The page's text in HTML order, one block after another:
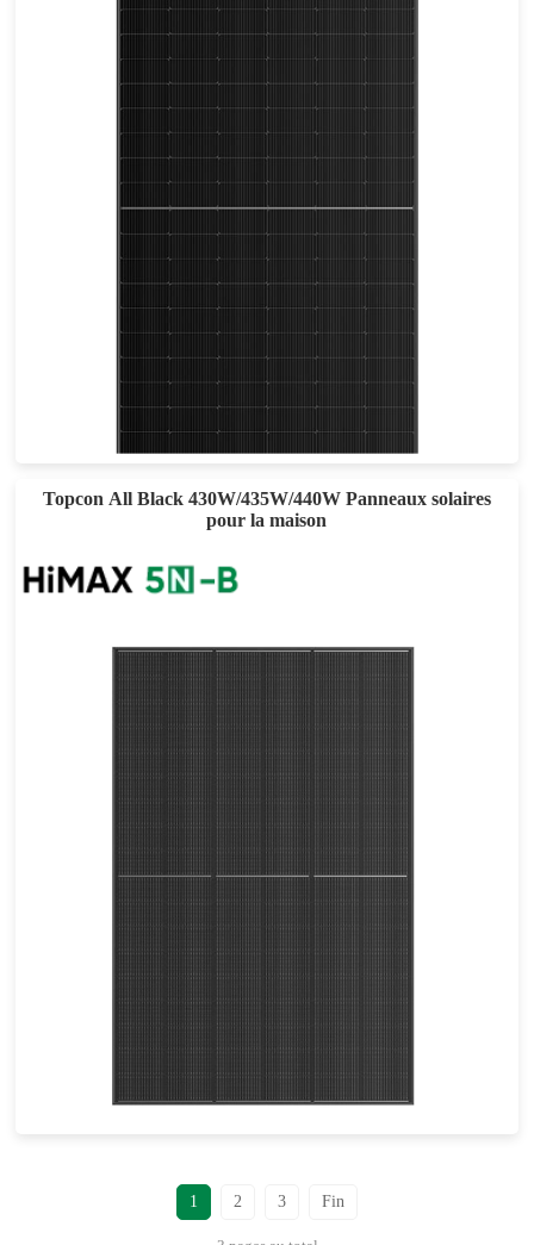
555-585W
Garantie d'alimentation de 25 ans
Topcon All Black 430W/435W/440W Panneaux solaires
pour la maison
Eff max : 22.53%
Garantie d'alimentation de 25 ans
1 2 3 Fin